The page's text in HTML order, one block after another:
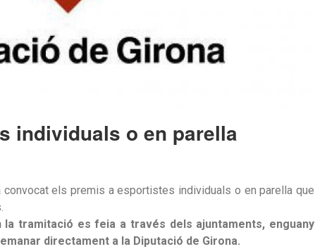
individuals o en parella
convocat els premis a esportistes individuals o en parella que
tramitació es feia a través dels ajuntaments, enguany
directament a la Diputació de Girona.